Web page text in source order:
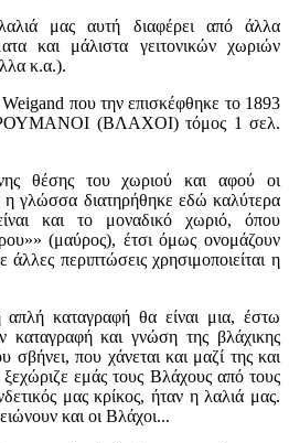
μας αυτή διαφέρει από άλλα
και μάλιστα γειτονικών χωριών
κ.α.).
που την επισκέφθηκε το 1893
(ΒΛΑΧΟΙ) τόμος 1 σελ.
θέσης του χωριού και αφού οι
η γλώσσα διατηρήθηκε εδώ καλύτερα
και το μοναδικό χωριό, όπου
(μαύρος), έτσι όμως ονομάζουν
περιπτώσεις χρησιμοποιείται η
καταγραφή θα είναι μια, έστω
καταγραφή και γνώση της βλάχικης
σβήνει, που χάνεται και μαζί της και
ξεχώριζε εμάς τους Βλάχους από τους
μας κρίκος, ήταν η λαλιά μας.
και οι Βλάχοι...